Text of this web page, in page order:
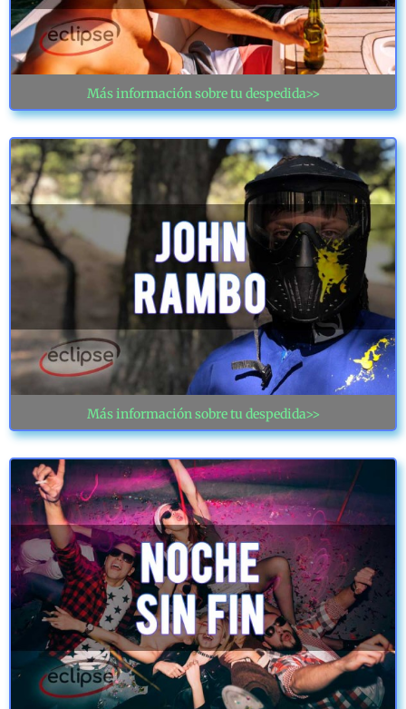
Más información sobre tu despedida>>
Más información sobre tu despedida>>